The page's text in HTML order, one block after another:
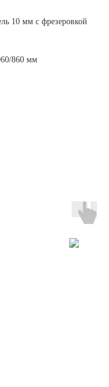
10 мм с фрезеровкой
860 мм